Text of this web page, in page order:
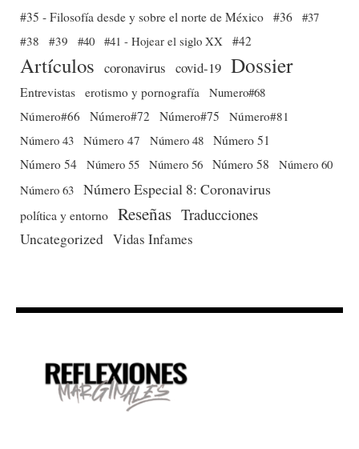
#35 - Filosofía desde y sobre el norte de México #36 #37
#38
#39 #40 #41 - Hojear el siglo XX #42
Artículos coronavirus covid-19 Dossier
Entrevistas erotismo y pornografía
Numero#68
Número#66
Número#72 Número#75
Número#81
Número 43 Número 47 Número 48 Número 51
Número 54 Número 55 Número 56 Número 58
Número 60
Número 63 Número Especial 8: Coronavirus
política y entorno Reseñas Traducciones
Uncategorized Vidas Infames